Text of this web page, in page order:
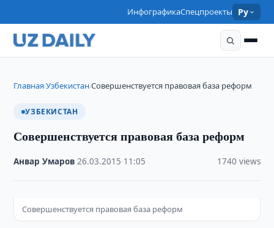
ИнфографикаСпецпроекты Ру
Главная›Узбекистан›Совершенствуется правовая база реформ
УЗБЕКИСТАН
Совершенствуется правовая база реформ
Анвар Умаров ·26.03.2015 11:05 1740 views
Совершенствуется правовая база реформ